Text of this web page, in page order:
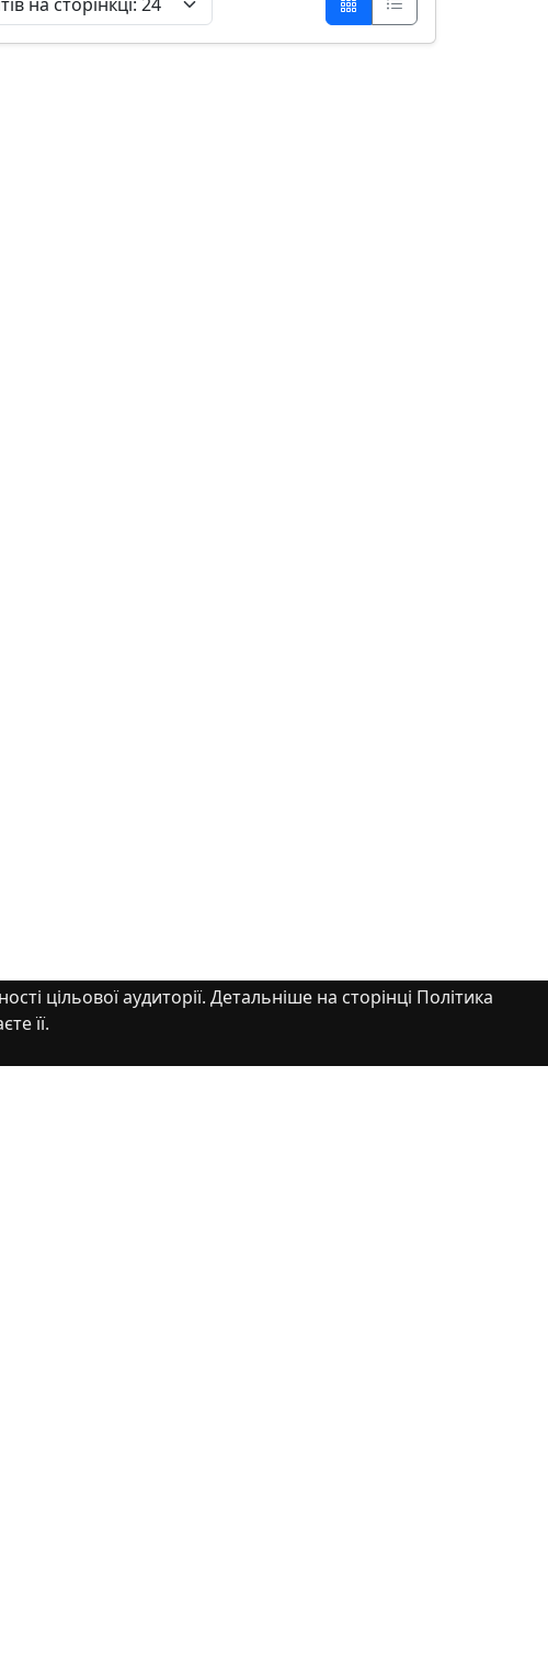
цільової аудиторії. Детальніше на сторінці Політика
її.